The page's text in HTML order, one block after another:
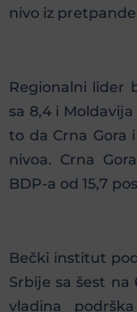
nivo iz
Regionalni lider
sa 8,4 i
to da Crna Gora
nivoa. Crna
BDP-a od 15,7
Bečki institut
Srbije sa šest na
vladina